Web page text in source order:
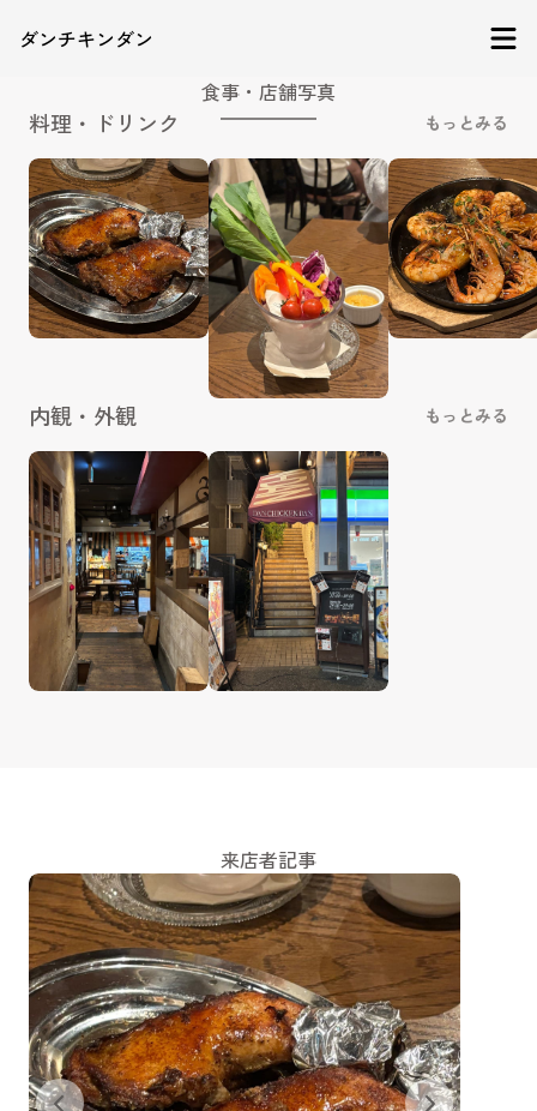
ダンチキンダン
食事・店舗写真
料理・ドリンク もっとみる
内観・外観 もっとみる
来店者記事